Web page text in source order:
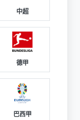
中超
德甲
巴西甲